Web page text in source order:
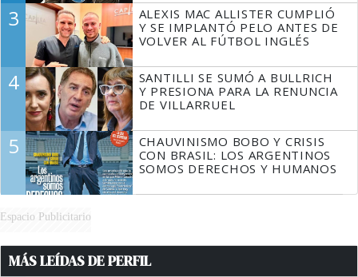
3
ALEXIS MAC ALLISTER CUMPLIÓ
Y SE IMPLANTÓ PELO ANTES DE
VOLVER AL FÚTBOL INGLÉS
4
SANTILLI SE SUMÓ A BULLRICH
Y PRESIONA PARA LA RENUNCIA
DE VILLARRUEL
5
CHAUVINISMO BOBO Y CRISIS
CON BRASIL: LOS ARGENTINOS
SOMOS DERECHOS Y HUMANOS
Espacio Publicitario
MÁS LEÍDAS DE PERFIL